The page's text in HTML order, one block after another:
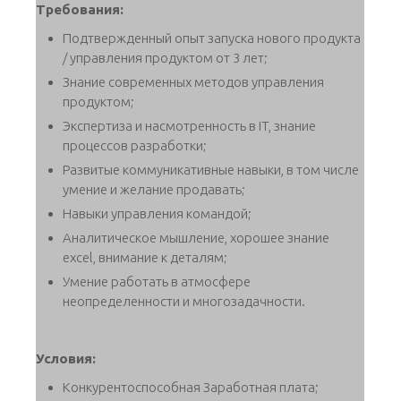
Требования:
Подтвержденный опыт запуска нового продукта
/ управления продуктом от 3 лет;
Знание современных методов управления
продуктом;
Экспертиза и насмотренность в IT, знание
процессов разработки;
Развитые коммуникативные навыки, в том числе
умение и желание продавать;
Навыки управления командой;
Аналитическое мышление, хорошее знание
excel, внимание к деталям;
Умение работать в атмосфере
неопределенности и многозадачности.
Условия:
Конкурентоспособная Заработная плата;